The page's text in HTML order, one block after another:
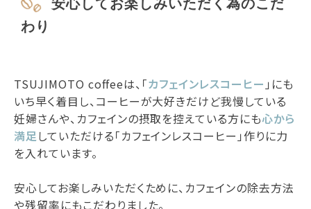
安心してお楽しみいただく為のこだ
わり
TSUJIMOTO coffeeは、「カフェインレスコーヒー 」にも
いち早く着目し、コーヒーが大好きだけど我慢している
妊婦さんや、カフェインの摂取を控えている方にも心から
満足 していただける「カフェインレスコーヒー」作りに力
を入れています。
安心してお楽しみいただくために、カフェインの除去方法
や残留率にもこだわりました。